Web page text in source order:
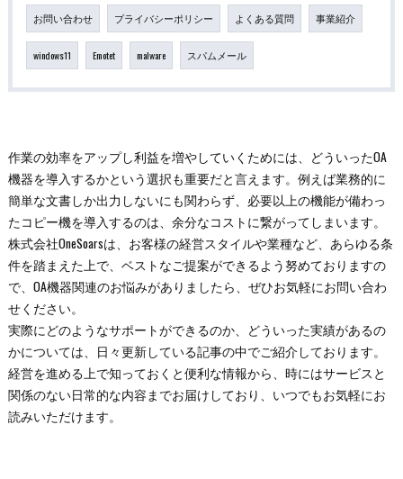
お問い合わせ プライバシーポリシー よくある質問 事業紹介
windows11 Emotet malware スパムメール
作業の効率をアップし利益を増やしていくためには、どういったOA
機器を導入するかという選択も重要だと言えます。例えば業務的に
簡単な文書しか出力しないにも関わらず、必要以上の機能が備わっ
たコピー機を導入するのは、余分なコストに繋がってしまいます。
株式会社OneSoarsは、お客様の経営スタイルや業種など、あらゆる条
件を踏まえた上で、ベストなご提案ができるよう努めておりますの
で、OA機器関連のお悩みがありましたら、ぜひお気軽にお問い合わ
せください。
実際にどのようなサポートができるのか、どういった実績があるの
かについては、日々更新している記事の中でご紹介しております。
経営を進める上で知っておくと便利な情報から、時にはサービスと
関係のない日常的な内容までお届けしており、いつでもお気軽にお
読みいただけます。